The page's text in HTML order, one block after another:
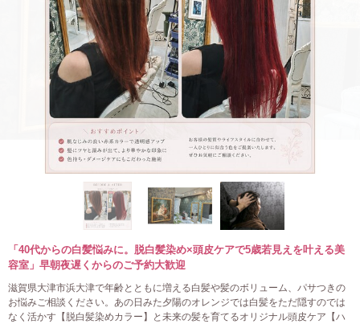
「40代からの白髪悩みに。脱白髪染め×頭皮ケアで5歳若見えを叶える美
容室」早朝夜遅くからのご予約大歓迎
滋賀県大津市浜大津で年齢とともに増える白髪や髪のボリューム、パサつきの
お悩みご相談ください。あの日みた夕陽のオレンジでは白髪をただ隠すのでは
なく活かす【脱白髪染めカラー】と未来の髪を育てるオリジナル頭皮ケア【ハ